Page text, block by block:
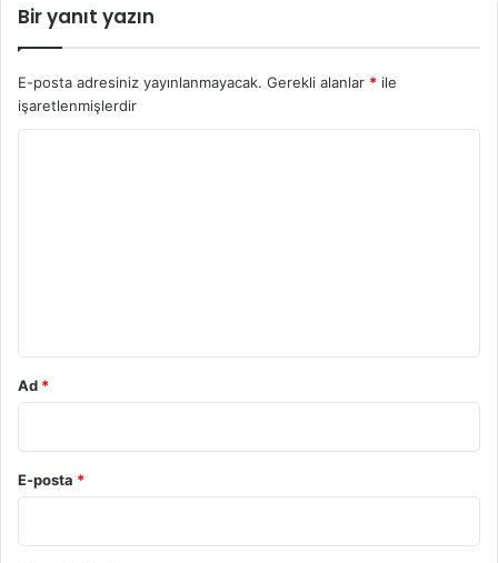
Bir yanıt yazın
E-posta adresiniz yayınlanmayacak. Gerekli alanlar * ile
işaretlenmişlerdir
Ad *
E-posta *